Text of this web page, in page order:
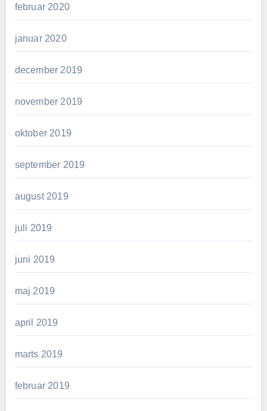
februar 2020
januar 2020
december 2019
november 2019
oktober 2019
september 2019
august 2019
juli 2019
juni 2019
maj 2019
april 2019
marts 2019
februar 2019